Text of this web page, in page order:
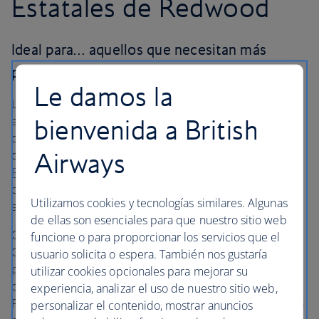
Estatales de Redwood
Ideal para… aquellos que necesitan más
perspectiva
Las secuoyas rojas tienen, en promedio, 91 metros de
altura y solo crecen en una pequeña porción de la costa
del norte de California y en una pequeña región del sur
de Oregón. Los
Redwoodprotegen estas maravillas naturales y les
ofrecen a los turistas muchas oportunidades de
asombrarse con su inmensidad.
Conduzca su automóvil o bicicleta por la Avenida de los
Gigantes y deténgase para explorar Rockefeller Grove a
pie. Después, atraviese (literalmente) una secuoya roja
con su automóvil antes de emprender rumbo al norte.
Pasando la ciudad de Eureka, el prehistórico Fern Canyon
Le damos la
bienvenida a British
Airways
Utilizamos cookies y tecnologías similares. Algunas
de ellas son esenciales para que nuestro sitio web
funcione o para proporcionar los servicios que el
usuario solicita o espera. También nos gustaría
utilizar cookies opcionales para mejorar su
experiencia, analizar el uso de nuestro sitio web,
personalizar el contenido, mostrar anuncios